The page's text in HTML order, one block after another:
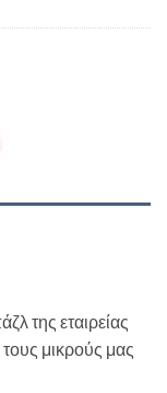
της εταιρείας
μικρούς μας